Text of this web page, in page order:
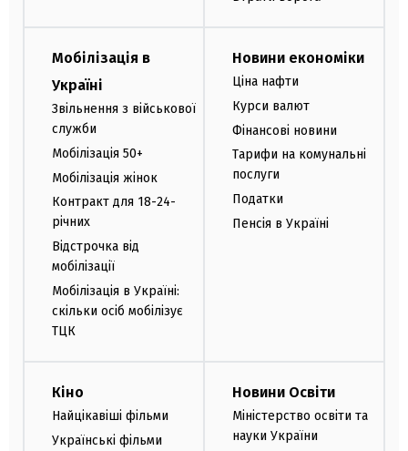
Мобілізація в
Україні
Звільнення з військової
служби
Мобілізація 50+
Мобілізація жінок
Контракт для 18-24-
річних
Відстрочка від
мобілізації
Мобілізація в Україні:
скільки осіб мобілізує
ТЦК
Новини економіки
Ціна нафти
Курси валют
Фінансові новини
Тарифи на комунальні
послуги
Податки
Пенсія в Україні
Кіно
Найцікавіші фільми
Українські фільми
Новини Освіти
Міністерство освіти та
науки України